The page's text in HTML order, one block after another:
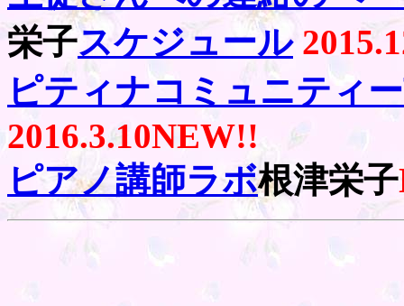
栄子スケジュール
ピティナコミュニティ
2016.3.10NEW!!
ピアノ講師ラボ根津栄子